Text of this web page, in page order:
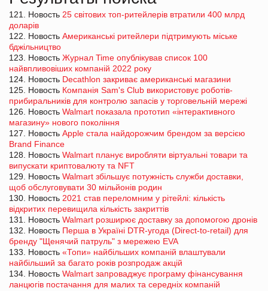
121. Новость 25 світових топ-ритейлерів втратили 400 млрд
доларів
122. Новость Американські ритейлери підтримують міське
бджільництво
123. Новость Журнал Time опублікував список 100
найвпливовіших компаній 2022 року
124. Новость Decathlon закриває американські магазини
125. Новость Компанія Sam's Club використовує роботів-
прибиральників для контролю запасів у торговельній мережі
126. Новость Walmart показала прототип «інтерактивного
магазину» нового покоління
127. Новость Apple стала найдорожчим брендом за версією
Brand Finance
128. Новость Walmart планує виробляти віртуальні товари та
випускати криптовалюту та NFT
129. Новость Walmart збільшує потужність служби доставки,
щоб обслуговувати 30 мільйонів родин
130. Новость 2021 став переломним у рітейлі: кількість
відкритих перевищила кількість закриттів
131. Новость Walmart розширює доставку за допомогою дронів
132. Новость Перша в Україні DTR-угода (Direct-to-retail) для
бренду "Щенячий патруль" з мережею EVA
133. Новость «Топи» найбільших компаній влаштували
найбільший за багато років розпродаж акцій
134. Новость Walmart запроваджує програму фінансування
ланцюгів постачання для малих та середніх компаній